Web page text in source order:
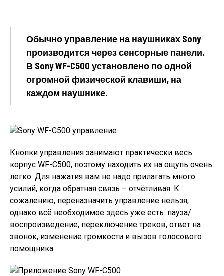
Обычно управление на наушниках Sony
производится через сенсорные панели.
В Sony WF-C500 установлено по одной
огромной физической клавиши, на
каждом наушнике.
Кнопки управления занимают практически весь
корпус WF-C500, поэтому находить их на ощупь очень
легко. Для нажатия вам не надо прилагать много
усилий, когда обратная связь – отчётливая. К
сожалению, переназначить управление нельзя,
однако всё необходимое здесь уже есть: пауза/
воспроизведение, переключение треков, ответ на
звонок, изменение громкости и вызов голосового
помощника.